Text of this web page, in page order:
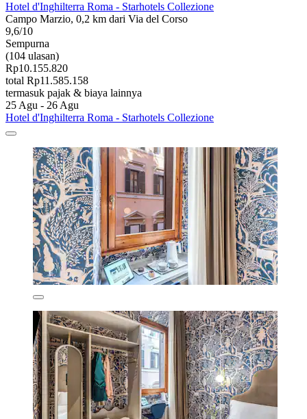
Hotel d'Inghilterra Roma - Starhotels Collezione
Campo Marzio, 0,2 km dari Via del Corso
9,6/10
Sempurna
(104 ulasan)
Rp10.155.820
total Rp11.585.158
termasuk pajak & biaya lainnya
25 Agu - 26 Agu
Hotel d'Inghilterra Roma - Starhotels Collezione